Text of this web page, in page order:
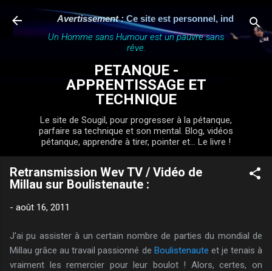
Accéder au contenu principal
Avertissement : Ce site est personnel, indépendant et
Un Homme sans Humour est un pauvre sans
rêve.
PETANQUE -
APPRENTISSAGE ET
TECHNIQUE
Le site de Sougil, pour progresser à la pétanque,
parfaire sa technique et son mental. Blog, vidéos
pétanque, apprendre à tirer, pointer et... Le livre !
Retransmission Wev TV / Vidéo de
Millau sur Boulistenaute :
- août 16, 2011
J'ai pu assister à un certain nombre de parties du mondial de
Millau grâce au travail passionné de Boulistenaute et je tenais à
vraiment les remercier pour leur boulot ! Alors, certes, on